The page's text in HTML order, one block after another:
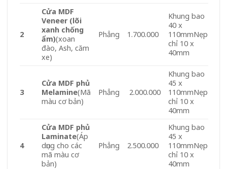
2
Cửa MDF
Veneer (lõi
xanh chống
ẩm)(xoan
đào, Ash, căm
xe)
Phẳng 1.700.000
Khung bao
40 x
110mmNẹp
chỉ 10 x
40mm
3
Cửa MDF phủ
Melamine(Mã
màu cơ bản)
Phẳng 2.000.000
Khung bao
45 x
110mmNẹp
chỉ 10 x
40mm
4
Cửa MDF phủ
Laminate(Áp
dụng cho các
mã màu cơ
bản)
Phẳng 2.500.000
Khung bao
45 x
110mmNẹp
chỉ 10 x
40mm